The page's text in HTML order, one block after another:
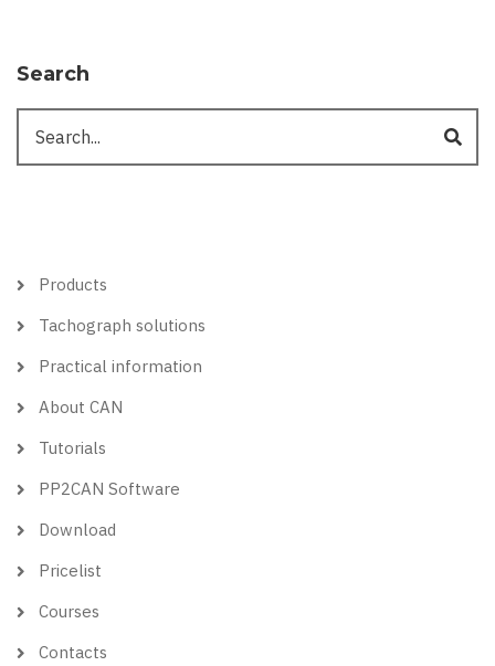
Search
Hlavní
menu
Products
Tachograph solutions
Practical information
About CAN
Tutorials
PP2CAN Software
Download
Pricelist
Courses
Contacts